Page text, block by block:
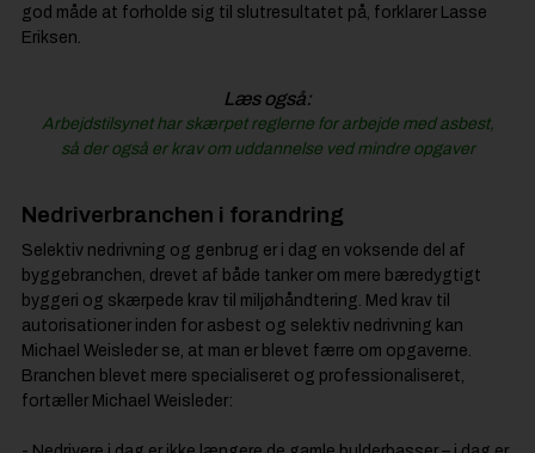
god måde at forholde sig til slutresultatet på, forklarer Lasse
Eriksen.
Læs også:
Arbejdstilsynet har skærpet reglerne for arbejde med asbest,
så der også er krav om uddannelse ved mindre opgaver
Nedriverbranchen i forandring
Selektiv nedrivning og genbrug er i dag en voksende del af
byggebranchen, drevet af både tanker om mere bæredygtigt
byggeri og skærpede krav til miljøhåndtering. Med krav til
autorisationer inden for asbest og selektiv nedrivning kan
Michael Weisleder se, at man er blevet færre om opgaverne.
Branchen blevet mere specialiseret og professionaliseret,
fortæller Michael Weisleder: